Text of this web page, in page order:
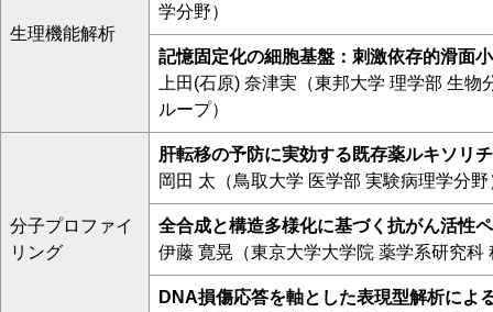
生理機能解析
学分野）
記憶固定化の細胞基盤：刺激依存的滑面
上田(石原) 奈津実（東邦大学 理学部 生
ループ）
分子プロファイ
リング
肝転移の予防に実効する既存薬ルキソリ
岡田 太（鳥取大学 医学部 実験病理学分野
全合成と構造多様化に基づく抗がん活性
伊藤 寛晃（東京大学大学院 薬学系研究科
DNA損傷応答を軸とした表現型解析によ